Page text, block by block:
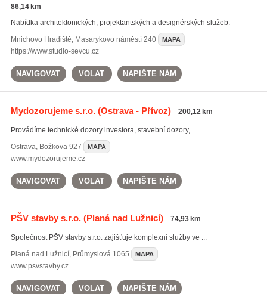
86,14 km
Nabídka architektonických, projektantských a designérských služeb.
Mnichovo Hradiště, Masarykovo náměstí 240 MAPA
https://www.studio-sevcu.cz
NAVIGOVAT VOLAT NAPIŠTE NÁM
Mydozorujeme s.r.o.(Ostrava - Přívoz) 200,12 km
Provádíme technické dozory investora, stavební dozory, ...
Ostrava, Božkova 927 MAPA
www.mydozorujeme.cz
NAVIGOVAT VOLAT NAPIŠTE NÁM
PŠV stavby s.r.o.(Planá nad Lužnicí) 74,93 km
Společnost PŠV stavby s.r.o. zajišťuje komplexní služby ve ...
Planá nad Lužnicí, Průmyslová 1065 MAPA
www.psvstavby.cz
NAVIGOVAT VOLAT NAPIŠTE NÁM